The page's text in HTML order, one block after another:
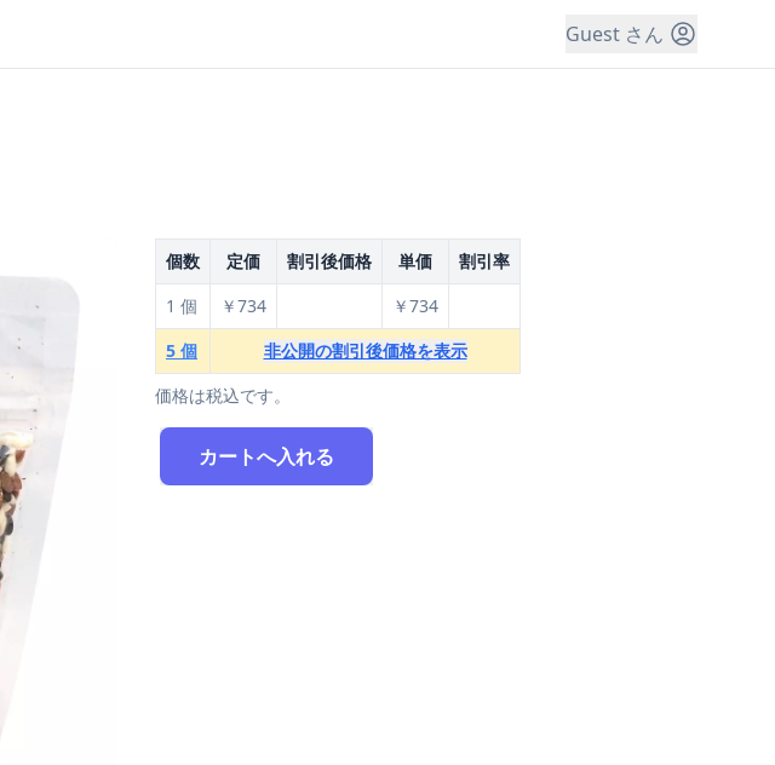
Guest さん
個数 定価 割引後価格 単価
割引率
1 個
￥734
￥734
5 個
非公開の割引後価格を表示
価格は税込です。
カートへ入れる